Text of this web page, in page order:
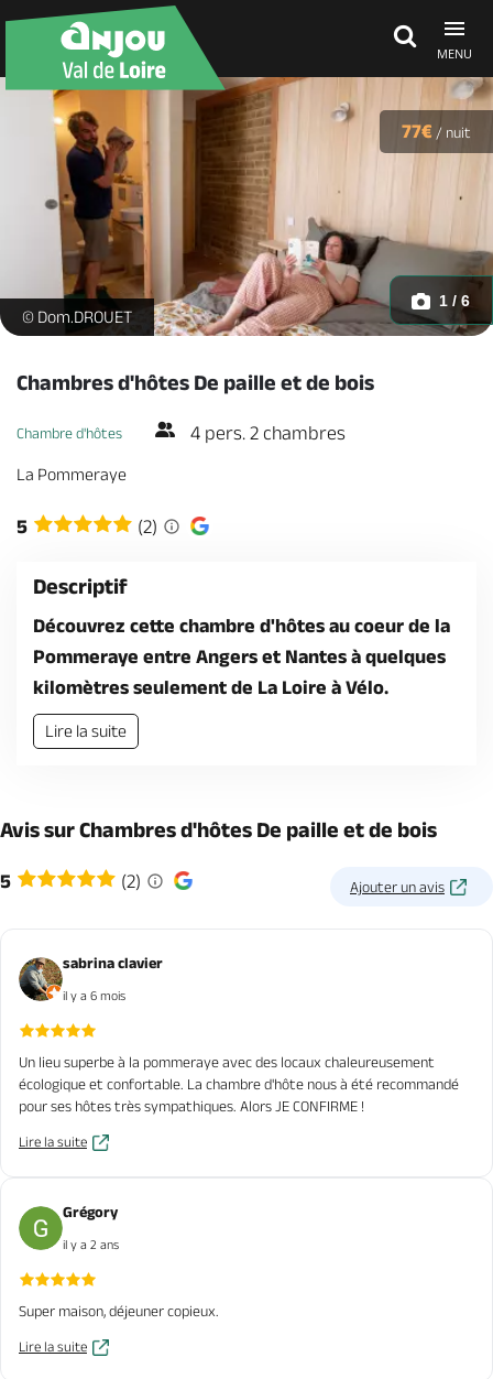
MENU
Découvrir
À voir, à faire
Agenda
Séjours, cadeaux
Brochures & Cartes Offices de tourisme Comment venir ? Ecrivez-nous
chambres-d'hôte-c-de-paille-et-de-bois-la-pommeraye-
© Dom.DROUET
1 / 6
77€ / nuit
Chambres d'hôtes De paille et de bois
Chambre d'hôtes 4 pers. 2 chambres
La Pommeraye
5 (2)
Descriptif
Découvrez cette chambre d'hôtes au coeur de la
Pommeraye entre Angers et Nantes à quelques
kilomètres seulement de La Loire à Vélo.
Lire la suite
Avis sur Chambres d'hôtes De paille et de bois
5 (2) Ajouter un avis
sabrina clavier
il y a 6 mois
Un lieu superbe à la pommeraye avec des locaux chaleureusement
écologique et confortable. La chambre d'hôte nous à été recommandé
pour ses hôtes très sympathiques. Alors JE CONFIRME !
Lire la suite
Grégory
il y a 2 ans
Super maison, déjeuner copieux.
Lire la suite